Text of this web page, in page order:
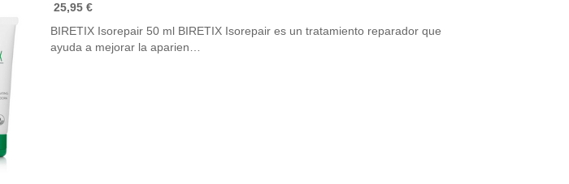
25,95 €
BIRETIX Isorepair 50 ml BIRETIX Isorepair es un tratamiento reparador que
ayuda a mejorar la aparien…